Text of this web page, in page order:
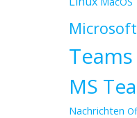
Microsoft
Teams
MS
Nachrichten